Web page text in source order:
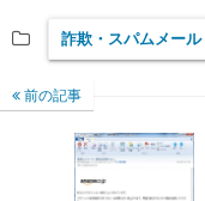
詐欺・スパムメール
前の記事